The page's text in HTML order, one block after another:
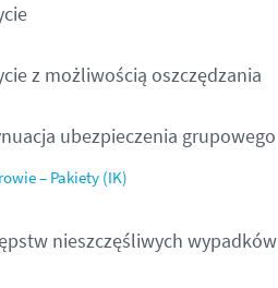
z możliwością oszczędzania
ubezpieczenia grupowego
– Pakiety (IK)
nieszczęśliwych wypadków